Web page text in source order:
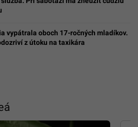
vypátrala oboch 17-ročných mladíkov.
z útoku na taxikára